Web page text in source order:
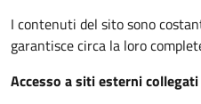
I contenuti del sito sono
garantisce circa la loro
Accesso a siti esterni collegati